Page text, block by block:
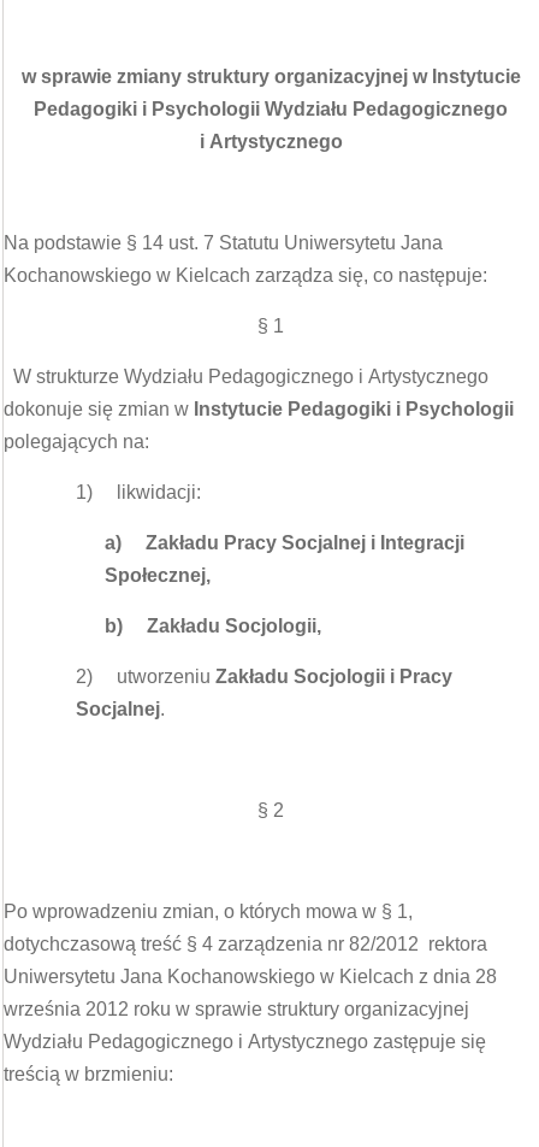
w sprawie zmiany struktury organizacyjnej w Instytucie
Pedagogiki i Psychologii Wydziału Pedagogicznego
i Artystycznego
Na podstawie § 14 ust. 7 Statutu Uniwersytetu Jana
Kochanowskiego w Kielcach zarządza się, co następuje:
§ 1
W strukturze Wydziału Pedagogicznego i Artystycznego
dokonuje się zmian w Instytucie Pedagogiki i Psychologii
polegających na:
1) likwidacji:
a) Zakładu Pracy Socjalnej i Integracji
Społecznej,
b) Zakładu Socjologii,
2) utworzeniu Zakładu Socjologii i Pracy
Socjalnej.
§ 2
Po wprowadzeniu zmian, o których mowa w § 1,
dotychczasową treść § 4 zarządzenia nr 82/2012 rektora
Uniwersytetu Jana Kochanowskiego w Kielcach z dnia 28
września 2012 roku w sprawie struktury organizacyjnej
Wydziału Pedagogicznego i Artystycznego zastępuje się
treścią w brzmieniu: